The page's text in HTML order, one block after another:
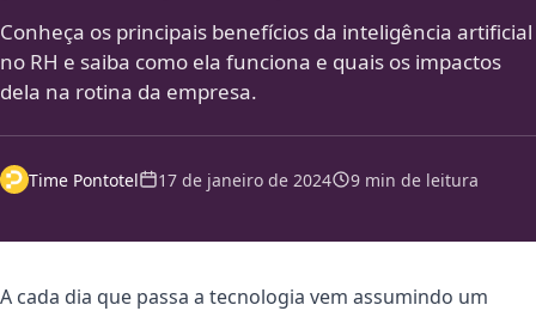
Conheça os principais benefícios da inteligência artificial
no RH e saiba como ela funciona e quais os impactos
dela na rotina da empresa.
Time Pontotel 17 de janeiro de 2024 9 min de leitura
A cada dia que passa a tecnologia vem assumindo um